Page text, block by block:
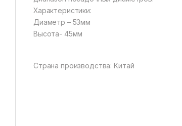
Характеристики:
Диаметр – 53мм
Высота- 45мм
Страна производства: Китай